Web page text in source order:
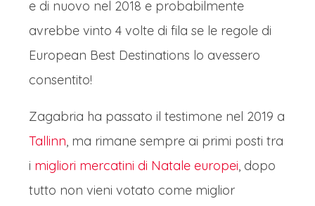
e di nuovo nel 2018 e probabilmente
avrebbe vinto 4 volte di fila se le regole di
European Best Destinations lo avessero
consentito!
Zagabria ha passato il testimone nel 2019 a
Tallinn, ma rimane sempre ai primi posti tra
i migliori mercatini di Natale europei, dopo
tutto non vieni votato come miglior